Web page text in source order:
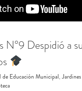
N°9 Despidió a
de Educación Municipal,